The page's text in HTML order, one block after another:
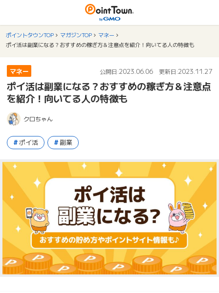
ポイントタウンTOP マガジンTOP
マネー
ポイ活は副業になる？おすすめの稼ぎ方＆注意点を紹介！向いてる人の特徴も
マネー 公開日:2023.06.06 更新日:2023.11.27
ポイ活は副業になる？おすすめの稼ぎ方＆注意点
を紹介！向いてる人の特徴も
クロちゃん
ポイ活 副業